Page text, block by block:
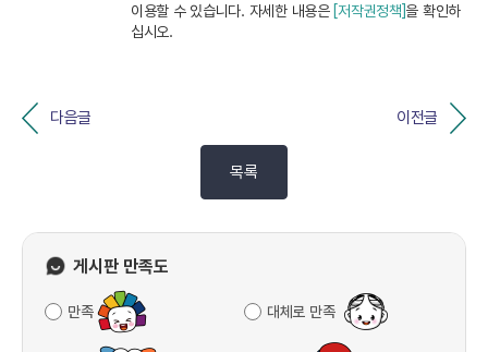
이용할 수 있습니다. 자세한 내용은 [저작권정책]을 확인하
십시오.
다음글 이전글
목록
게시판 만족도
만족 대체로 만족